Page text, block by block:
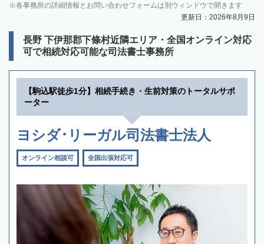
各事務所の詳細情報とお問い合わせフォームは別ウィンドウで開きます
更新日：2026年8月9日
長野 下伊那郡下條村近隣エリア・全国オンライン対応
可で相続対応可能な司法書士事務所
【駒込駅徒歩1分】相続手続き・生前対策のトータルサポ
ーター
ヨシダ･リーガル司法書士法人
オンライン相談可 全国出張対応可